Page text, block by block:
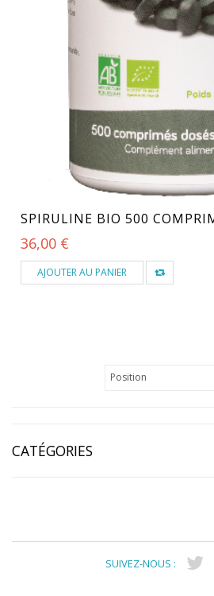
SPIRULINE BIO 500
36,00 €
AJOUTER AU PANIER
CATÉGORIES
SUIVEZ-NOUS :